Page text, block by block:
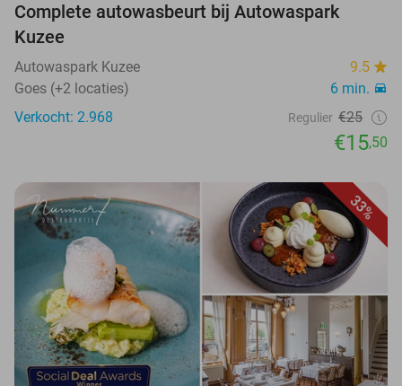
Complete autowasbeurt bij Autowaspark
Kuzee
Autowaspark Kuzee
9.5
Goes (+2 locaties)
6 min.
Verkocht: 2.968
Regulier €25
€15,50
33%